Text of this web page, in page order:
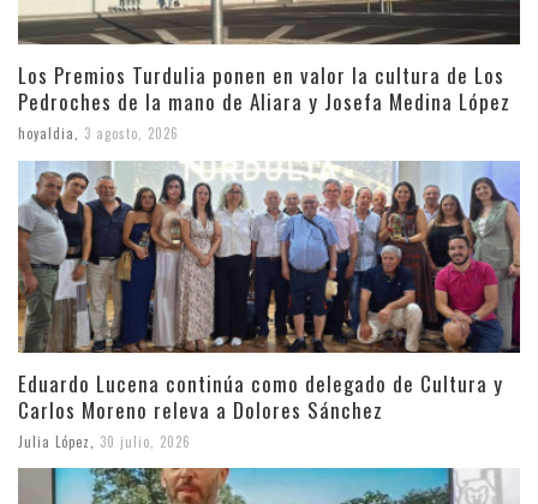
Los Premios Turdulia ponen en valor la cultura de Los
Pedroches de la mano de Aliara y Josefa Medina López
hoyaldia 3 agosto, 2026
Eduardo Lucena continúa como delegado de Cultura y
Carlos Moreno releva a Dolores Sánchez
Julia López 30 julio, 2026